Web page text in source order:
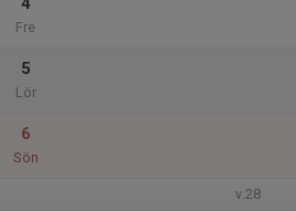
Fre
5
Lör
6
Sön
v.28